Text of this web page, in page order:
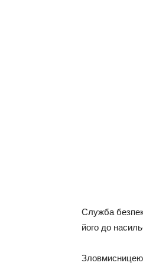
Служба
його до
Зловмисницею